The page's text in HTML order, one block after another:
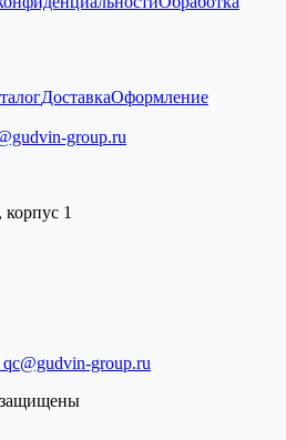
ДоставкаОформление
group.ru
корпус 1
qc@gudvin-group.ru
защищены